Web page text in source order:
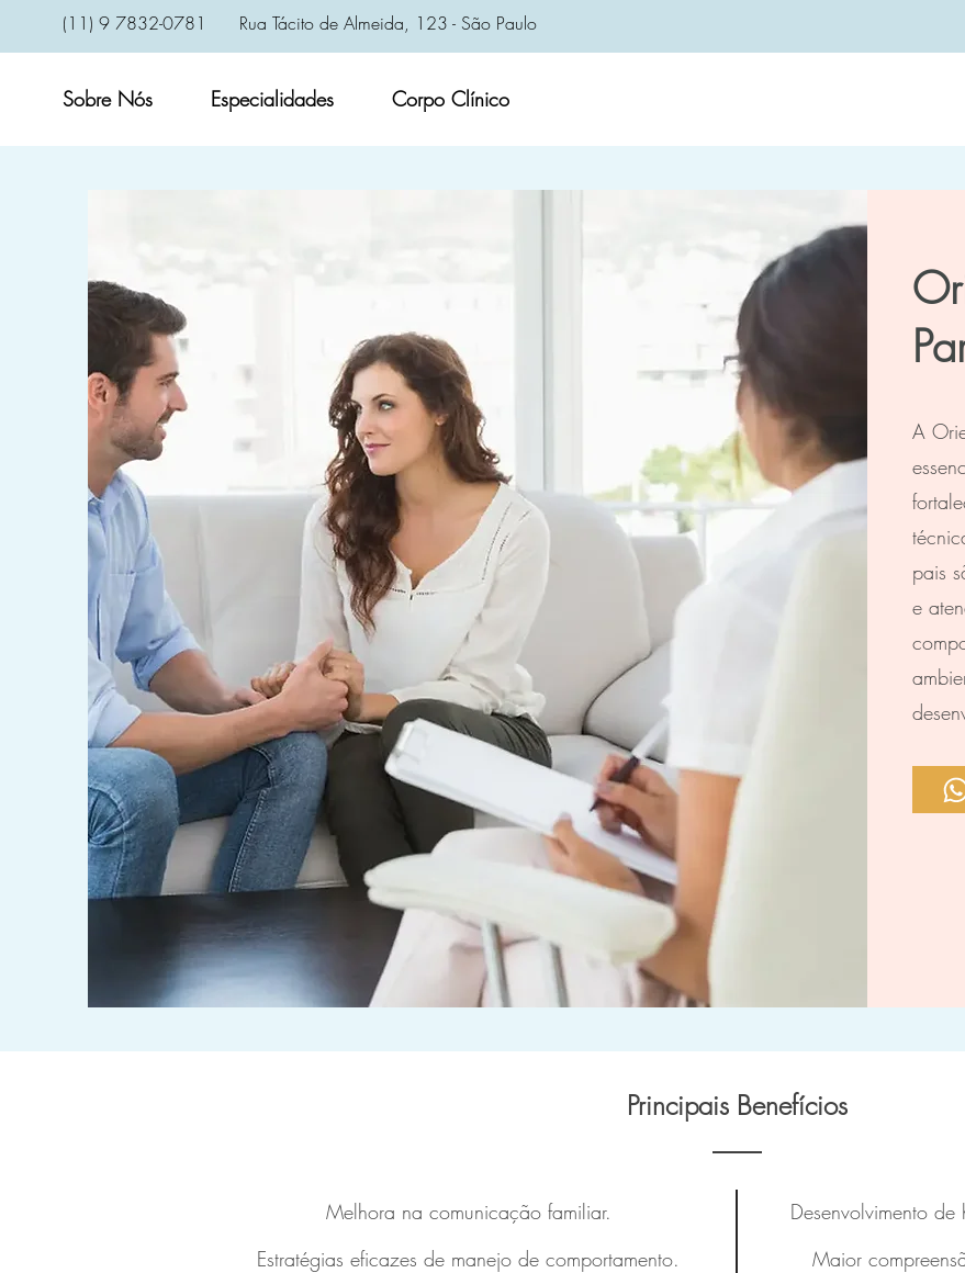
(11) 9 7832-0781 Rua Tácito de Almeida, 123 - São Paulo
Sobre Nós Especialidades Corpo Clínico
A
pais
e
Principais Benefícios
Melhora na comunicação familiar.
Estratégias eficazes de manejo de comportamento.
Desenvolvimento
Maior